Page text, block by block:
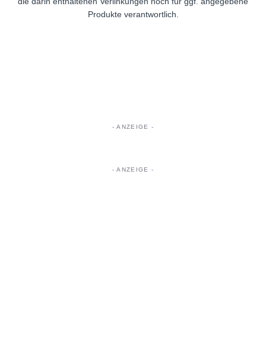
Produkte verantwortlich.